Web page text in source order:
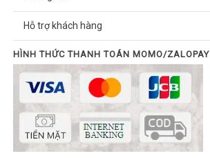
Hỗ trợ khách hàng
HÌNH THỨC THANH TOÁN MOMO/ZALOPAY